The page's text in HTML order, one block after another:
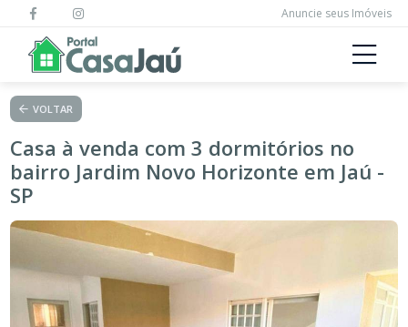
Anuncie seus Imóveis
VOLTAR
Casa à venda com 3 dormitórios no
bairro Jardim Novo Horizonte em Jaú -
SP